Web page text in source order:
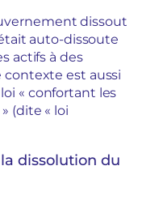
dissout
auto-dissoute
actifs à des
contexte est aussi
« confortant les
(dite « loi
dissolution du